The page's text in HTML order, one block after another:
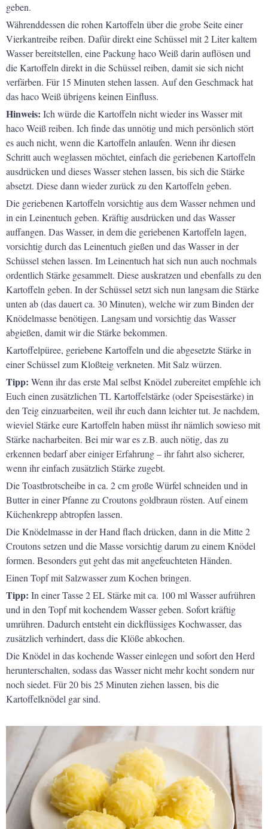
geben.
Währenddessen die rohen Kartoffeln über die grobe Seite einer
Vierkantreibe reiben. Dafür direkt eine Schüssel mit 2 Liter kaltem
Wasser bereitstellen, eine Packung haco Weiß darin auflösen und
die Kartoffeln direkt in die Schüssel reiben, damit sie sich nicht
verfärben. Für 15 Minuten stehen lassen. Auf den Geschmack hat
das haco Weiß übrigens keinen Einfluss.
Hinweis: Ich würde die Kartoffeln nicht wieder ins Wasser mit
haco Weiß reiben. Ich finde das unnötig und mich persönlich stört
es auch nicht, wenn die Kartoffeln anlaufen. Wenn ihr diesen
Schritt auch weglassen möchtet, einfach die geriebenen Kartoffeln
ausdrücken und dieses Wasser stehen lassen, bis sich die Stärke
absetzt. Diese dann wieder zurück zu den Kartoffeln geben.
Die geriebenen Kartoffeln vorsichtig aus dem Wasser nehmen und
in ein Leinentuch geben. Kräftig ausdrücken und das Wasser
auffangen. Das Wasser, in dem die geriebenen Kartoffeln lagen,
vorsichtig durch das Leinentuch gießen und das Wasser in der
Schüssel stehen lassen. Im Leinentuch hat sich nun auch nochmals
ordentlich Stärke gesammelt. Diese auskratzen und ebenfalls zu den
Kartoffeln geben. In der Schüssel setzt sich nun langsam die Stärke
unten ab (das dauert ca. 30 Minuten), welche wir zum Binden der
Knödelmasse benötigen. Langsam und vorsichtig das Wasser
abgießen, damit wir die Stärke bekommen.
Kartoffelpüree, geriebene Kartoffeln und die abgesetzte Stärke in
einer Schüssel zum Kloßteig verkneten. Mit Salz würzen.
Tipp: Wenn ihr das erste Mal selbst Knödel zubereitet empfehle ich
Euch einen zusätzlichen TL Kartoffelstärke (oder Speisestärke) in
den Teig einzuarbeiten, weil ihr euch dann leichter tut. Je nachdem,
wieviel Stärke eure Kartoffeln haben müsst ihr nämlich sowieso mit
Stärke nacharbeiten. Bei mir war es z.B. auch nötig, das zu
erkennen bedarf aber einiger Erfahrung – ihr fahrt also sicherer,
wenn ihr einfach zusätzlich Stärke zugebt.
Die Toastbrotscheibe in ca. 2 cm große Würfel schneiden und in
Butter in einer Pfanne zu Croutons goldbraun rösten. Auf einem
Küchenkrepp abtropfen lassen.
Die Knödelmasse in der Hand flach drücken, dann in die Mitte 2
Croutons setzen und die Masse vorsichtig darum zu einem Knödel
formen. Besonders gut geht das mit angefeuchteten Händen.
Einen Topf mit Salzwasser zum Kochen bringen.
Tipp: In einer Tasse 2 EL Stärke mit ca. 100 ml Wasser aufrühren
und in den Topf mit kochendem Wasser geben. Sofort kräftig
umrühren. Dadurch entsteht ein dickflüssiges Kochwasser, das
zusätzlich verhindert, dass die Klöße abkochen.
Die Knödel in das kochende Wasser einlegen und sofort den Herd
herunterschalten, sodass das Wasser nicht mehr kocht sondern nur
noch siedet. Für 20 bis 25 Minuten ziehen lassen, bis die
Kartoffelknödel gar sind.